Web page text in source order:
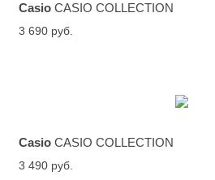
Casio CASIO COLLECTION
3 690 руб.
Casio CASIO COLLECTION
3 490 руб.